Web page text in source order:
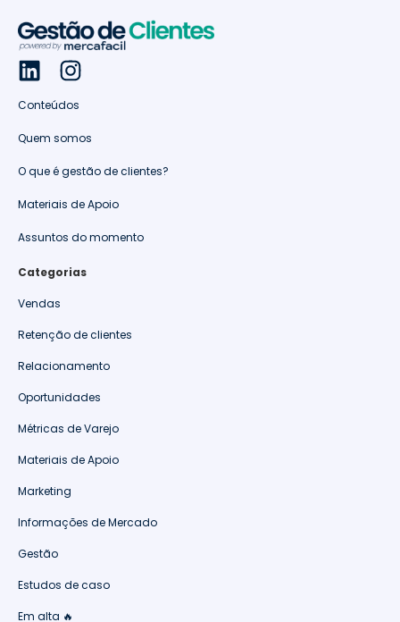
Conteúdos
Quem somos
O que é gestão de clientes?
Materiais de Apoio
Assuntos do momento
Categorias
Vendas
Retenção de clientes
Relacionamento
Oportunidades
Métricas de Varejo
Materiais de Apoio
Marketing
Informações de Mercado
Gestão
Estudos de caso
Em alta 🔥